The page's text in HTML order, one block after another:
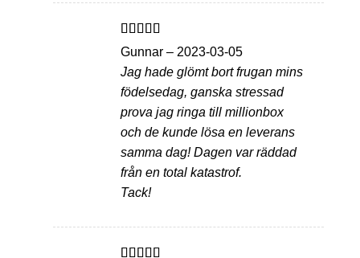
Betygsatt
av 5
Gunnar – 2023-03-05
Jag hade glömt bort frugan mins
födelsedag, ganska stressad
prova jag ringa till millionbox
och de kunde lösa en leverans
samma dag! Dagen var räddad
från en total katastrof.
Tack!